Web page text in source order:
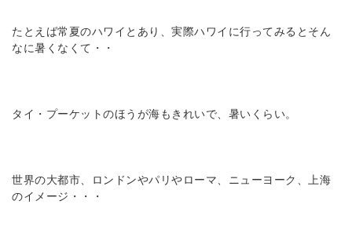
たとえば常夏のハワイとあり、実際ハワイに行ってみるとそん
なに暑くなくて・・
タイ・プーケットのほうが海もきれいで、暑いくらい。
世界の大都市、ロンドンやパリやローマ、ニューヨーク、上海
のイメージ・・・